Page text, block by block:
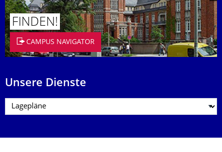
FINDEN!
CAMPUS NAVIGATOR
Unsere Dienste